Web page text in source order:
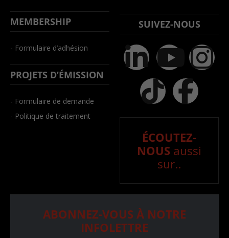
MEMBERSHIP
- Formulaire d’adhésion
PROJETS D’ÉMISSION
- Formulaire de demande
- Politique de traitement
SUIVEZ-NOUS
ÉCOUTEZ-
NOUS aussi
sur..
ABONNEZ-VOUS À NOTRE
INFOLETTRE